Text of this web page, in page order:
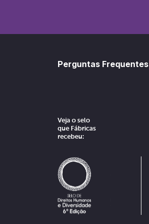
Perguntas Frequentes
Veja o selo
que Fábricas
recebeu: